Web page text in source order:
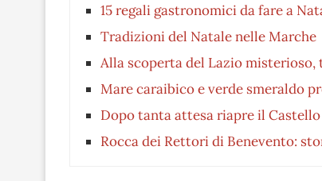
15 regali gastronomici da fare a
Tradizioni del Natale nelle Marche
Alla scoperta del Lazio
Mare caraibico e verde smeraldo
Dopo tanta attesa riapre il
Rocca dei Rettori di Benevento: